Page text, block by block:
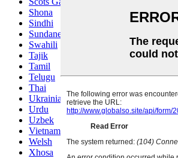
Shona
Sindhi
Sundanese
Swahili
Tajik
Tamil
Telugu
Thai
Ukrainian
Urdu
Uzbek
Vietnamese
Welsh
Xhosa